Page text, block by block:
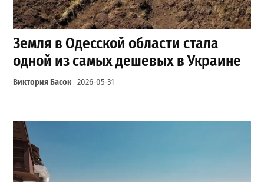
Земля в Одесской области стала
одной из самых дешевых в Украине
Виктория Басок 2026-05-31